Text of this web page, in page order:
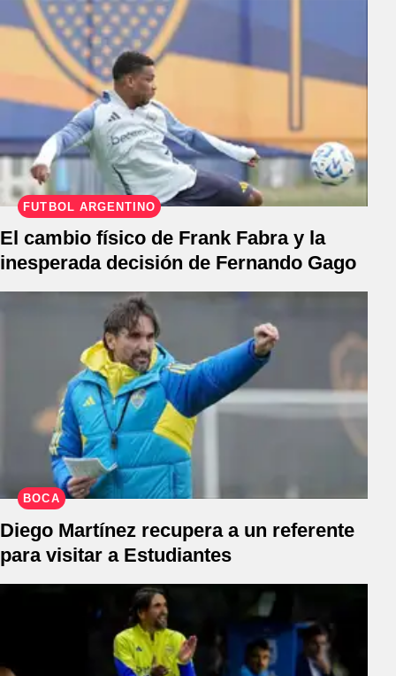
FÚTBOL ARGENTINO
El cambio físico de Frank Fabra y la
inesperada decisión de Fernando Gago
BOCA
Diego Martínez recupera a un referente
para visitar a Estudiantes